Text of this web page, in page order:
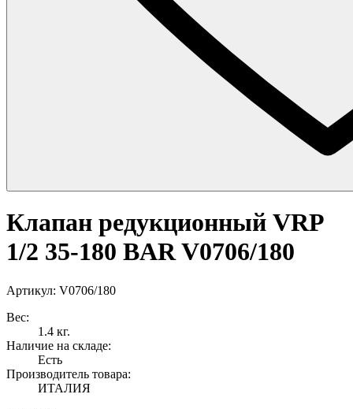
Клапан редукционный VRP
1/2 35-180 BAR V0706/180
Артикул: V0706/180
Вес:
1.4 кг.
Наличие на складе:
Есть
Производитель товара:
ИТАЛИЯ